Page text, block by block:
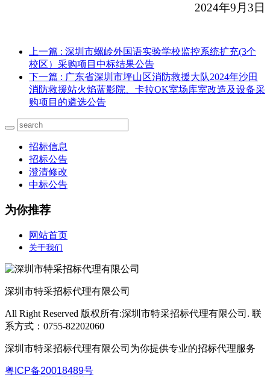
2024年9月3日
上一篇 : 深圳市螺岭外国语实验学校监控系统扩充(3个
校区）采购项目中标结果公告
下一篇 : 广东省深圳市坪山区消防救援大队2024年沙田
消防救援站火焰蓝影院、卡拉OK室场库室改造及设备采
购项目的遴选公告
招标信息
招标公告
澄清修改
中标公告
为你推荐
网站首页
关于我们
深圳市特采招标代理有限公司
All Right Reserved 版权所有:深圳市特采招标代理有限公司. 联
系方式：0755-82202060
深圳市特采招标代理有限公司为你提供专业的招标代理服务
粤ICP备20018489号